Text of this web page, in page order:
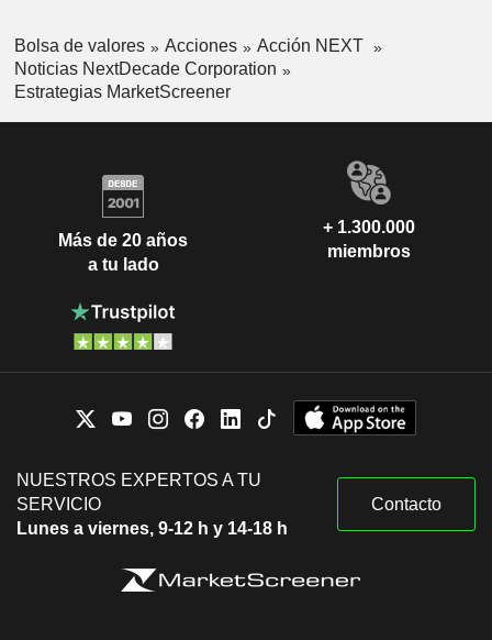
Bolsa de valores Acciones
Acción NEXT
Noticias NextDecade Corporation
Estrategias MarketScreener
Más de 20 años
a tu lado
+ 1.300.000
miembros
NUESTROS EXPERTOS A TU
SERVICIO
Lunes a viernes, 9-12 h y 14-18 h
Contacto